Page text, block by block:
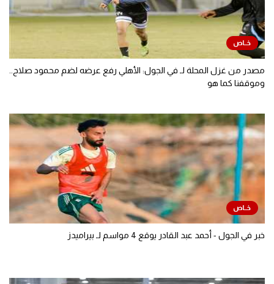
مصدر من غزل المحلة لـ في الجول: الأهلي رفع عرضه لضم محمود صلاح..
وموقفنا كما هو
خبر في الجول - أحمد عبد القادر يوقع 4 مواسم لـ بيراميدز